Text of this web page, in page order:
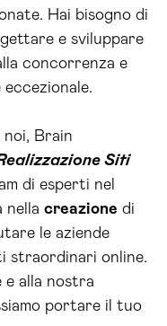
Hai bisogno di
e sviluppare
concorrenza e
noi, Brain
Siti
di esperti nel
nella creazione di
le aziende
straordinari online.
e alla nostra
portare il tuo